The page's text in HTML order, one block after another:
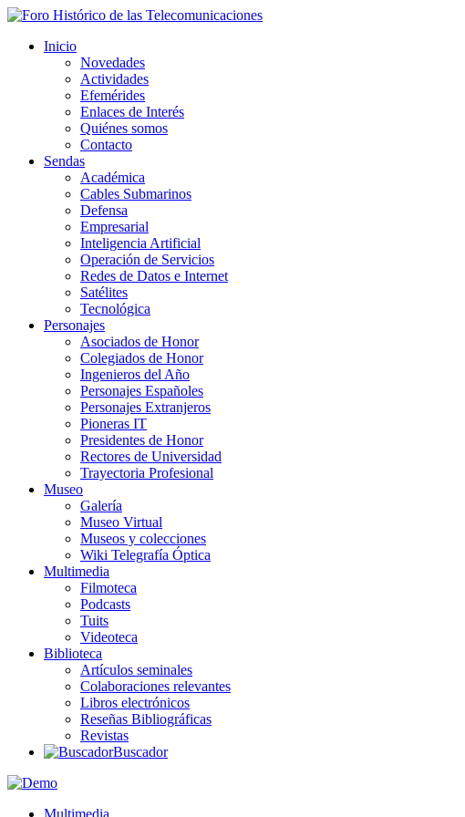
Inicio
Novedades
Actividades
Efemérides
Enlaces de Interés
Quiénes somos
Contacto
Sendas
Académica
Cables Submarinos
Defensa
Empresarial
Inteligencia Artificial
Operación de Servicios
Redes de Datos e Internet
Satélites
Tecnológica
Personajes
Asociados de Honor
Colegiados de Honor
Ingenieros del Año
Personajes Españoles
Personajes Extranjeros
Pioneras IT
Presidentes de Honor
Rectores de Universidad
Trayectoria Profesional
Museo
Galería
Museo Virtual
Museos y colecciones
Wiki Telegrafía Óptica
Multimedia
Filmoteca
Podcasts
Tuits
Videoteca
Biblioteca
Artículos seminales
Colaboraciones relevantes
Libros electrónicos
Reseñas Bibliográficas
Revistas
Buscador
Multimedia